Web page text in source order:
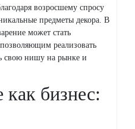
возросшему спросу
предметы декора. В
может стать
реализовать
свою нишу на рынке и
как бизнес: